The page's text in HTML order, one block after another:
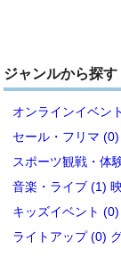
ジャンルから探す
オンラインイベン
セール・フリマ (0)
スポーツ観戦・体
音楽・ライブ (1)
キッズイベント (0)
ライトアップ (0)